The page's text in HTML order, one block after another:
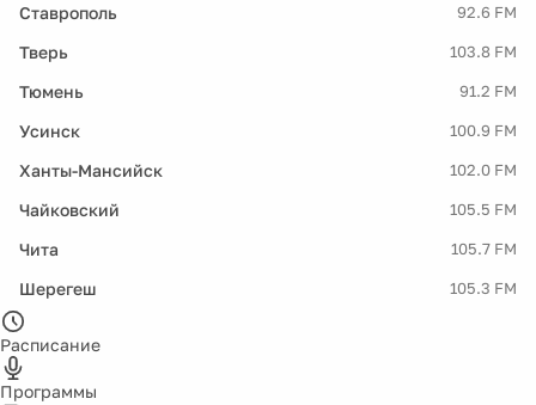
Ставрополь 92.6 FM
Тверь 103.8 FM
Тюмень 91.2 FM
Усинск 100.9 FM
Ханты-Мансийск 102.0 FM
Чайковский 105.5 FM
Чита 105.7 FM
Шерегеш 105.3 FM
Расписание
Программы